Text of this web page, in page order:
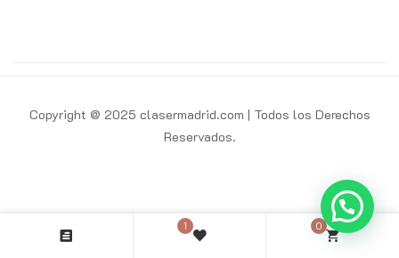
1 0
Copyright @ 2025 clasermadrid.com | Todos los Derechos
Reservados.